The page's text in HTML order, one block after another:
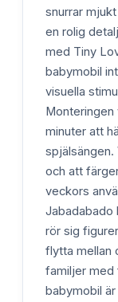
snurrar
en rolig
med Tiny
babymobil
visuella
Monteringen
minuter att
och att
veckors
Jabadabado
rör sig
flytta mellan
familjer med
babymobil